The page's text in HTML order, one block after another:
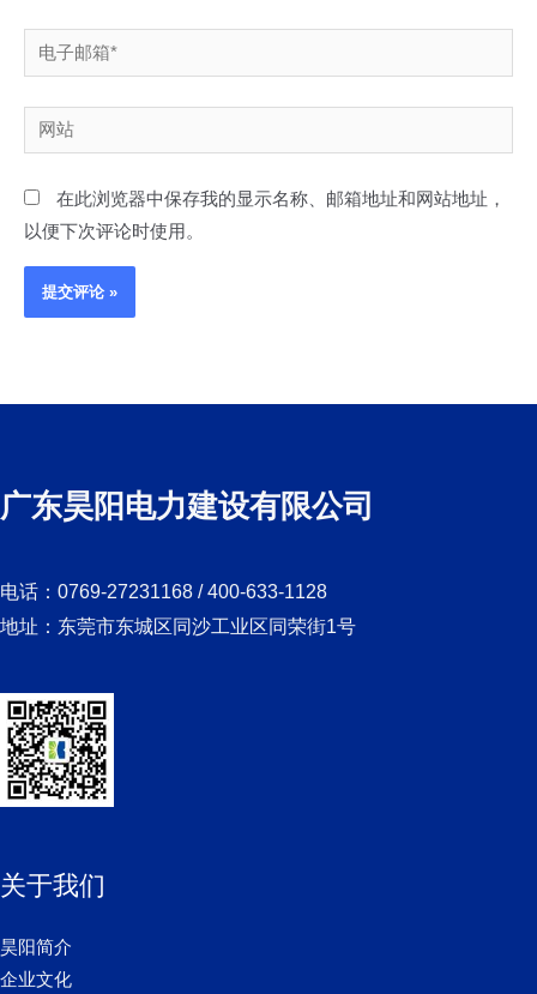
电
子
邮
箱
网
站
在此浏览器中保存我的显示名称、邮箱地址和网站地址，
以便下次评论时使用。
广东昊阳电力建设有限公司
电话：0769-27231168 / 400-633-1128
地址：东莞市东城区同沙工业区同荣街1号
关于我们
昊阳简介
企业文化